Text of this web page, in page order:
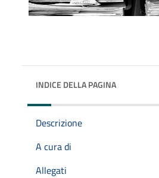
INDICE DELLA PAGINA
Descrizione
A cura di
Allegati